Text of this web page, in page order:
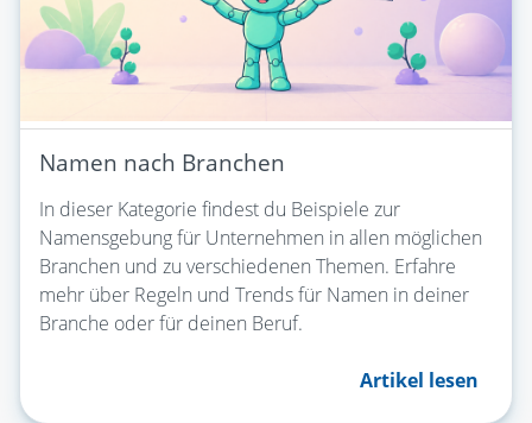
Namen nach Branchen
In dieser Kategorie findest du Beispiele zur
Namensgebung für Unternehmen in allen möglichen
Branchen und zu verschiedenen Themen. Erfahre
mehr über Regeln und Trends für Namen in deiner
Branche oder für deinen Beruf.
Artikel lesen